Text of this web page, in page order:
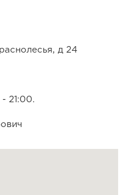
д 24
21:00.